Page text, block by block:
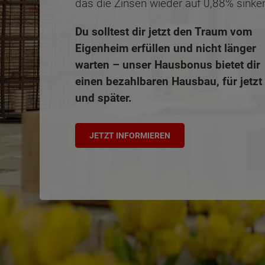
das die Zinsen wieder auf 0,88%
Du solltest dir jetzt den Traum vom
Eigenheim erfüllen und nicht länger
warten – unser Hausbonus bietet dir
einen bezahlbaren Hausbau, für jetzt
und später.
JETZT INFORMIEREN